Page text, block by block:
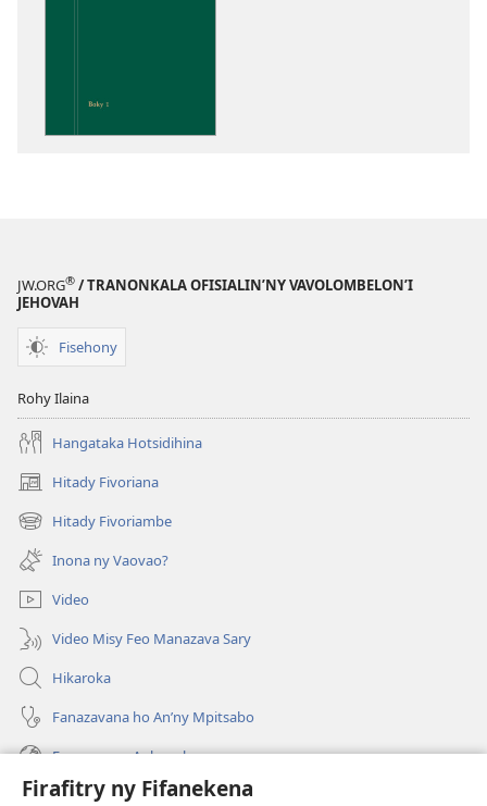
Firafitry ny Fifanekena
JW.ORG® / TRANONKALA OFISIALIN’NY VAVOLOMBELON’I
JEHOVAH
Fisehony
Rohy Ilaina
Hangataka Hotsidihina
Hitady Fivoriana
(manokatra
rohy) Hitady Fivoriambe
(manokatra
rohy) Inona ny Vaovao?
Video
Video Misy Feo Manazava Sary
Hikaroka
Fanazavana ho An’ny Mpitsabo
Fanazavana Ankapobeny
Fanampiana